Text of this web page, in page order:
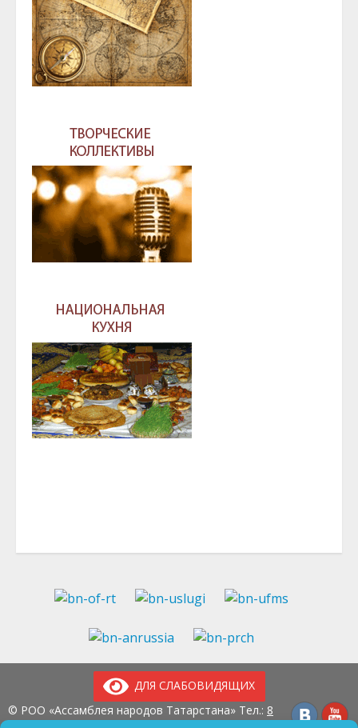
ДЛЯ СЛАБОВИДЯЩИХ
© РОО «Ассамблея народов Татарстана» Тел.: 8